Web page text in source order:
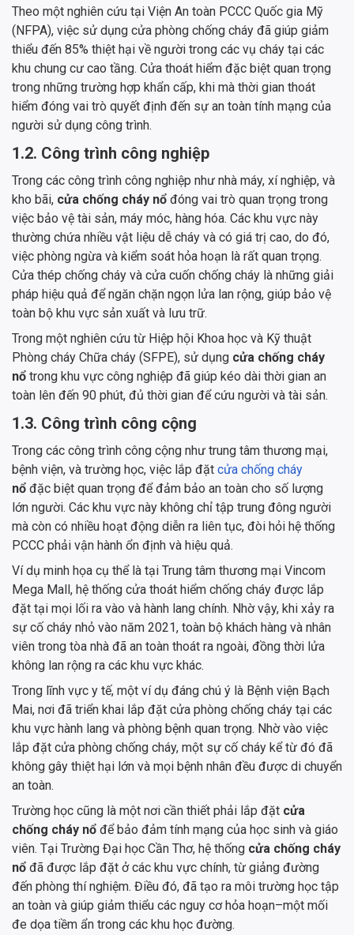
Theo một nghiên cứu tại Viện An toàn PCCC Quốc gia Mỹ
(NFPA), việc sử dụng cửa phòng chống cháy đã giúp giảm
thiểu đến 85% thiệt hại về người trong các vụ cháy tại các
khu chung cư cao tầng. Cửa thoát hiểm đặc biệt quan trọng
trong những trường hợp khẩn cấp, khi mà thời gian thoát
hiểm đóng vai trò quyết định đến sự an toàn tính mạng của
người sử dụng công trình.
1.2. Công trình công nghiệp
Trong các công trình công nghiệp như nhà máy, xí nghiệp, và
kho bãi, cửa chống cháy nổ đóng vai trò quan trọng trong
việc bảo vệ tài sản, máy móc, hàng hóa. Các khu vực này
thường chứa nhiều vật liệu dễ cháy và có giá trị cao, do đó,
việc phòng ngừa và kiểm soát hỏa hoạn là rất quan trọng.
Cửa thép chống cháy và cửa cuốn chống cháy là những giải
pháp hiệu quả để ngăn chặn ngọn lửa lan rộng, giúp bảo vệ
toàn bộ khu vực sản xuất và lưu trữ.
Trong một nghiên cứu từ Hiệp hội Khoa học và Kỹ thuật
Phòng cháy Chữa cháy (SFPE), sử dụng cửa chống cháy
nổ trong khu vực công nghiệp đã giúp kéo dài thời gian an
toàn lên đến 90 phút, đủ thời gian để cứu người và tài sản.
1.3. Công trình công cộng
Trong các công trình công cộng như trung tâm thương mại,
bệnh viện, và trường học, việc lắp đặt cửa chống cháy
nổ đặc biệt quan trọng để đảm bảo an toàn cho số lượng
lớn người. Các khu vực này không chỉ tập trung đông người
mà còn có nhiều hoạt động diễn ra liên tục, đòi hỏi hệ thống
PCCC phải vận hành ổn định và hiệu quả.
Ví dụ minh họa cụ thể là tại Trung tâm thương mại Vincom
Mega Mall, hệ thống cửa thoát hiểm chống cháy được lắp
đặt tại mọi lối ra vào và hành lang chính. Nhờ vậy, khi xảy ra
sự cố cháy nhỏ vào năm 2021, toàn bộ khách hàng và nhân
viên trong tòa nhà đã an toàn thoát ra ngoài, đồng thời lửa
không lan rộng ra các khu vực khác.
Trong lĩnh vực y tế, một ví dụ đáng chú ý là Bệnh viện Bạch
Mai, nơi đã triển khai lắp đặt cửa phòng chống cháy tại các
khu vực hành lang và phòng bệnh quan trọng. Nhờ vào việc
lắp đặt cửa phòng chống cháy, một sự cố cháy kể từ đó đã
không gây thiệt hại lớn và mọi bệnh nhân đều được di chuyển
an toàn.
Trường học cũng là một nơi cần thiết phải lắp đặt cửa
chống cháy nổ để bảo đảm tính mạng của học sinh và giáo
viên. Tại Trường Đại học Cần Thơ, hệ thống cửa chống cháy
nổ đã được lắp đặt ở các khu vực chính, từ giảng đường
đến phòng thí nghiệm. Điều đó, đã tạo ra môi trường học tập
an toàn và giúp giảm thiểu các nguy cơ hỏa hoạn–một mối
đe dọa tiềm ẩn trong các khu học đường.